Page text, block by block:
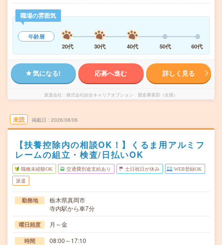
職場の雰囲気
年齢層
20代
30代 40代 50代 60代
気になる! 応募へ進む 詳しく見る
派遣会社 株式会社綜合キャリアオプション 製造事業部（全国）
未読 掲載日 2026/08/06
【扶養控除内の相談OK！】くるま用アルミフ
レームの組立・検査/日払いOK
職種未経験OK 交通費別途支給あり 土日祝日が休み WEB登録OK
派遣
勤務地
栃木県真岡市
寺内駅から車7分
曜日頻度 月～金
時間 08:00～17:10